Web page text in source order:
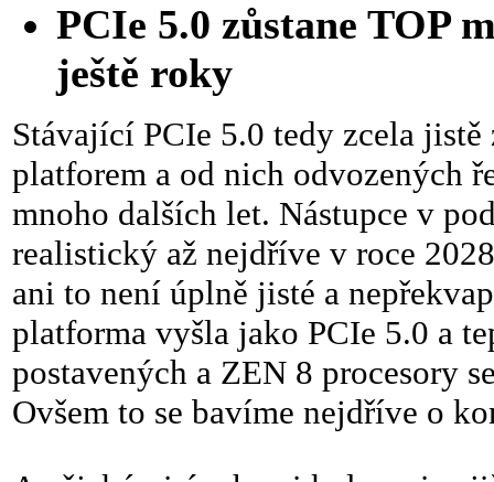
PCIe 5.0 zůstane TOP
ještě roky
Stávající PCIe 5.0 tedy zcela
platforem a od nich odvozených
mnoho dalších let. Nástupce v
realistický až nejdříve v roce
ani to není úplně jisté a
platforma vyšla jako PCIe 5.0 a
postavených a ZEN 8 procesory
Ovšem to se bavíme nejdříve o